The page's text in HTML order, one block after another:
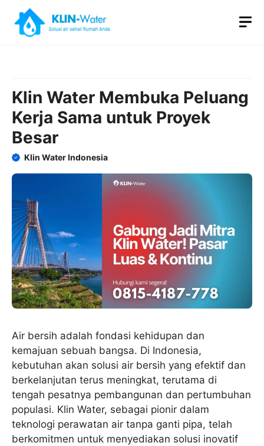
content
Klin Water Membuka Peluang
Kerja Sama untuk Proyek
Besar
Klin Water Indonesia
Air bersih adalah fondasi kehidupan dan
kemajuan sebuah bangsa. Di Indonesia,
kebutuhan akan solusi air bersih yang efektif dan
berkelanjutan terus meningkat, terutama di
tengah pesatnya pembangunan dan pertumbuhan
populasi. Klin Water, sebagai pionir dalam
teknologi perawatan air tanpa ganti pipa, telah
berkomitmen untuk menyediakan solusi inovatif